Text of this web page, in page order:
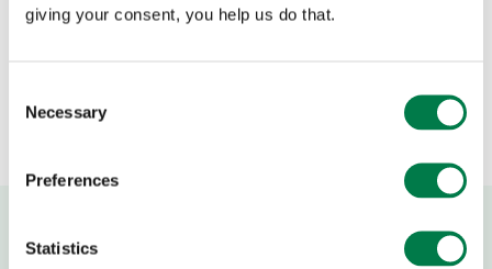
giving your consent, you help us do that.
Selection
Necessary
Preferences
Statistics
for-the-Planet España Hace un par de